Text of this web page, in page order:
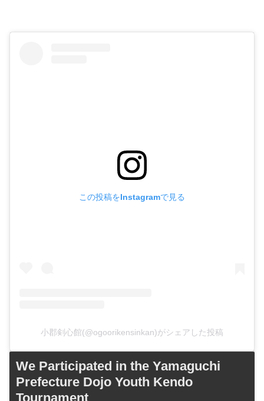
この投稿をInstagramで見る
小郡剣心館(@ogoorikensinkan)がシェアした投稿
We Participated in the Yamaguchi
Prefecture Dojo Youth Kendo
Tournament